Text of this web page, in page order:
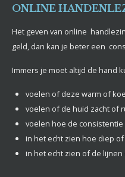
ONLINE
Het geven van online
geld, dan kan je beter een
Immers je moet altijd de hand
voelen of deze warm of
voelen of de huid zacht of
voelen hoe de consistentie
in het echt zien hoe diep
in het echt zien of de